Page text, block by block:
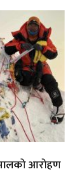
आरोहण